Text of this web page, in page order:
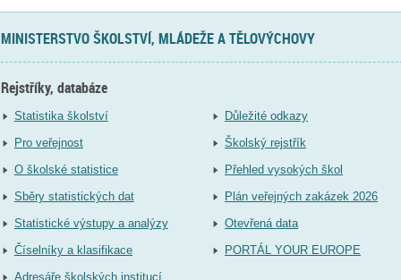
MINISTERSTVO ŠKOLSTVÍ, MLÁDEŽE A TĚLOVÝCHOVY
Rejstříky, databáze
Statistika školství
Pro veřejnost
O školské statistice
Sběry statistických dat
Statistické výstupy a analýzy
Číselníky a klasifikace
Adresáře školských institucí
Důležité odkazy
Školský rejstřík
Přehled vysokých škol
Plán veřejných zakázek 2026
Otevřená data
PORTÁL YOUR EUROPE